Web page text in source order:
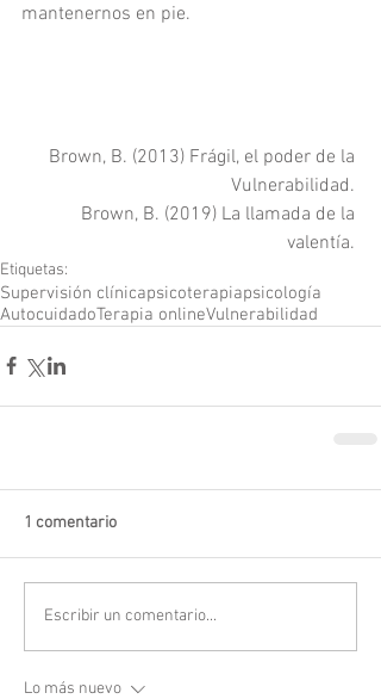
mantenernos en pie.
Brown, B. (2013) Frágil, el poder de la
Vulnerabilidad.
Brown, B. (2019) La llamada de la
valentía.
Etiquetas:
Supervisión clínicapsicoterapiapsicología
AutocuidadoTerapia onlineVulnerabilidad
1 comentario
Escribir un comentario...
Lo más nuevo